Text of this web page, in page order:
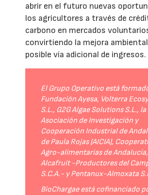
abrir en el futuro nuevas
los agricultores a través de
carbono en mercados
convirtiendo la mejora
posible vía adicional de ingresos.
El Grupo Operativo está
Fundación Ayesa, Volterra
S.L., G2G Algae Solutions S.L., la
Asociación de Investigación y
Cooperación Industrial de
de Paula Rojas (AICIA),
Agro-alimentarias de Andalucía,
Alcafruit -Productores del
S.C.A.- y Pentanux-Almoxata
BioChargae está cofinanciado